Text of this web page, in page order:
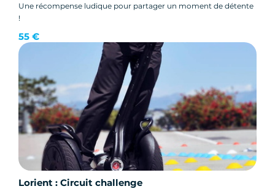
Une récompense ludique pour partager un moment de détente
!
55 €
Lorient : Circuit challenge